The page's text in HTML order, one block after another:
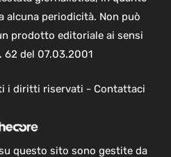
alcuna periodicità. Non può
prodotto editoriale ai sensi
62 del 07.03.2001
i diritti riservati - Contattaci
questo sito sono gestite da